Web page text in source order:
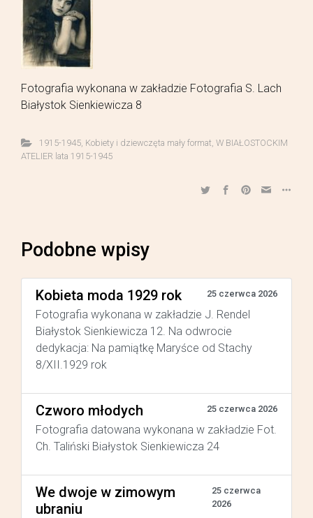
Fotografia wykonana w zakładzie Fotografia S. Lach
Białystok Sienkiewicza 8
1915-1945, Kobiety i dziewczęta mały format W BIAŁOSTOCKIM
ATELIER lata 1915-1945
Podobne wpisy
Kobieta moda 1929 rok 25 czerwca 2026
Fotografia wykonana w zakładzie J. Rendel
Białystok Sienkiewicza 12. Na odwrocie
dedykacja: Na pamiątkę Maryśce od Stachy
8/XII.1929 rok
Czworo młodych 25 czerwca 2026
Fotografia datowana wykonana w zakładzie Fot.
Ch. Taliński Białystok Sienkiewicza 24
We dwoje w zimowym
ubraniu
25 czerwca
2026